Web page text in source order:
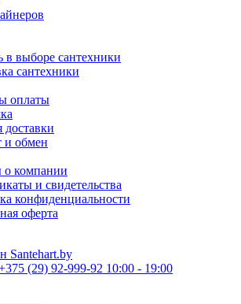
выборе сантехники
сантехники
оплаты
доставки
и обмен
компании
и свидетельства
конфиденциальности
оферта
(29) 92-999-92 10:00 - 19:00